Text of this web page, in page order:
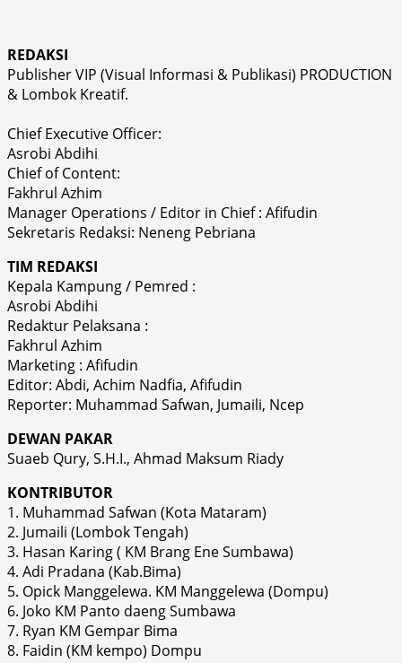
REDAKSI
Publisher VIP (Visual Informasi & Publikasi) PRODUCTION
& Lombok Kreatif.
Chief Executive Officer:
Asrobi Abdihi
Chief of Content:
Fakhrul Azhim
Manager Operations / Editor in Chief : Afifudin
Sekretaris Redaksi: Neneng Pebriana
TIM REDAKSI
Kepala Kampung / Pemred :
Asrobi Abdihi
Redaktur Pelaksana :
Fakhrul Azhim
Marketing : Afifudin
Editor: Abdi, Achim Nadfia, Afifudin
Reporter: Muhammad Safwan, Jumaili, Ncep
DEWAN PAKAR
Suaeb Qury, S.H.I., Ahmad Maksum Riady
KONTRIBUTOR
1. Muhammad Safwan (Kota Mataram)
2. Jumaili (Lombok Tengah)
3. Hasan Karing ( KM Brang Ene Sumbawa)
4. Adi Pradana (Kab.Bima)
5. Opick Manggelewa. KM Manggelewa (Dompu)
6. Joko KM Panto daeng Sumbawa
7. Ryan KM Gempar Bima
8. Faidin (KM kempo) Dompu